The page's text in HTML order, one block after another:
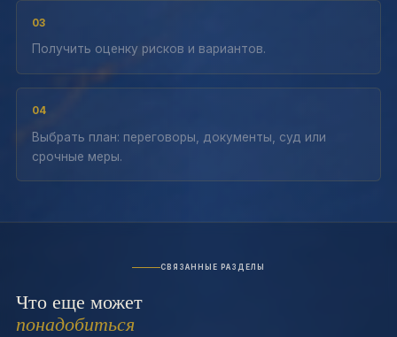
03
Получить оценку рисков и вариантов.
04
Выбрать план: переговоры, документы, суд или
срочные меры.
СВЯЗАННЫЕ РАЗДЕЛЫ
Что еще может
понадобиться